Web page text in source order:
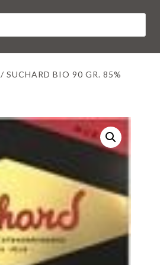
/ SUCHARD BIO 90 GR. 85%